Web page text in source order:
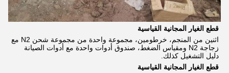
قطع الغيار المجانية القياسية
زجاجة N2 ومقياس الضغط، صندوق أدوات واحدة مع أدوات الصيانة
دليل التشغيل كذلك.
قطع الغيار المجانية القياسية